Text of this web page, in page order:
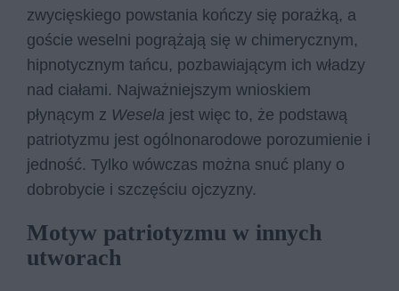
zwycięskiego powstania kończy się porażką, a
goście weselni pogrążają się w chimerycznym,
hipnotycznym tańcu, pozbawiającym ich władzy
nad ciałami. Najważniejszym wnioskiem
płynącym z Wesela jest więc to, że podstawą
patriotyzmu jest ogólnonarodowe porozumienie i
jedność. Tylko wówczas można snuć plany o
dobrobycie i szczęściu ojczyzny.
Motyw patriotyzmu w innych
utworach